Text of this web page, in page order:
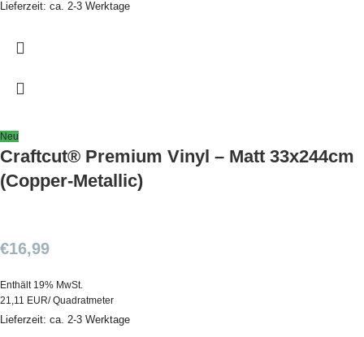
Lieferzeit: ca. 2-3 Werktage
Neu
Craftcut® Premium Vinyl – Matt 33x244cm
(Copper-Metallic)
€16,99
Enthält 19% MwSt.
21,11 EUR/ Quadratmeter
Lieferzeit: ca. 2-3 Werktage